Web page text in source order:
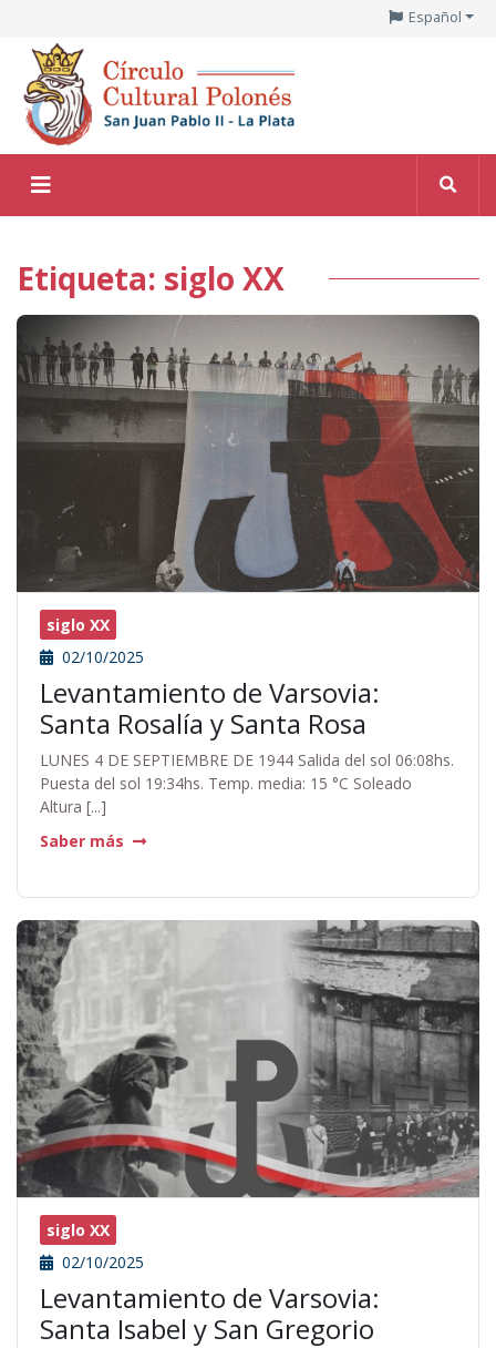
Español
Etiqueta: siglo XX
siglo XX
02/10/2025
Levantamiento de Varsovia:
Santa Rosalía y Santa Rosa
LUNES 4 DE SEPTIEMBRE DE 1944 Salida del sol 06:08hs.
Puesta del sol 19:34hs. Temp. media: 15 °C Soleado
Altura [...]
Saber más
siglo XX
02/10/2025
Levantamiento de Varsovia:
Santa Isabel y San Gregorio